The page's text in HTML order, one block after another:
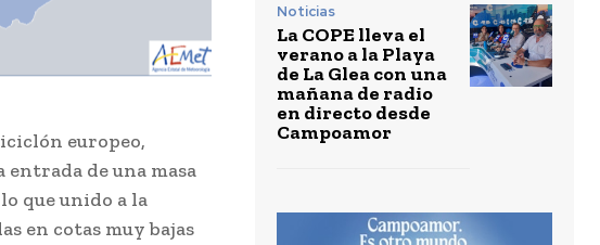
europeo,
de una masa
que unido a la
en cotas muy bajas
Noticias
La COPE lleva el
verano a la Playa
de La Glea con una
mañana de radio
en directo desde
Campoamor